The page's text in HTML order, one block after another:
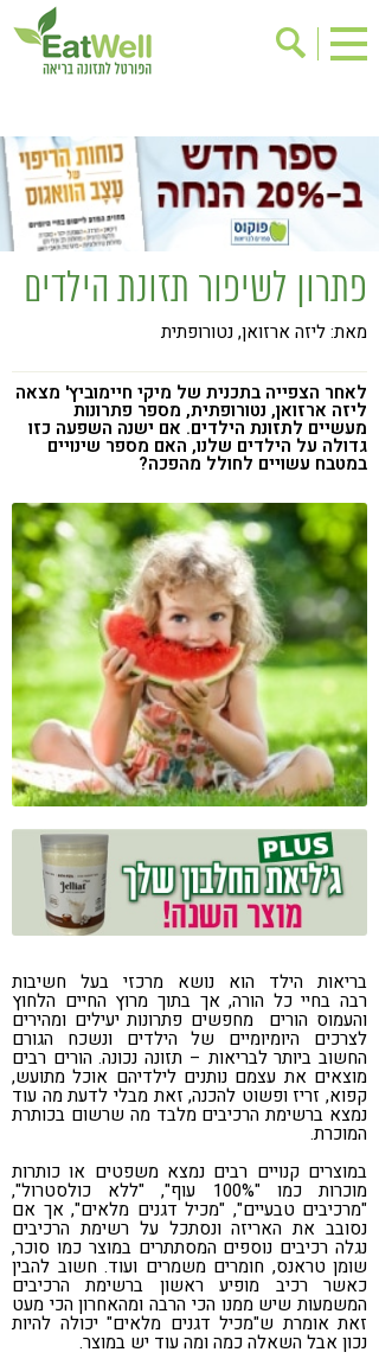
בישול בריא
אינדקס עסקים
ריפוי ומניעת מחלות
בריאות האישה
מתכוני בריאות
אירועים
שינוי תזונתי
גישות בתזונה
דיאטה
ניקוי רעלים
מזונות על
ילדים
תזונה וספורט
הפרעות קשב & ריכוז
אכילה רגשית
רגישות לגלוטן
טעים להכיר
קורונה
טבעונות
פתרון לשיפור תזונת הילדים
מאת: ליזה ארזואן, נטורופתית
לאחר הצפייה בתכנית של מיקי חיימוביץ' מצאה
ליזה ארזואן, נטורופתית, מספר פתרונות
מעשיים לתזונת הילדים. אם ישנה השפעה כזו
גדולה על הילדים שלנו, האם מספר שינויים
במטבח עשויים לחולל מהפכה?
בריאות הילד הוא נושא מרכזי בעל חשיבות
רבה בחיי כל הורה, אך בתוך מרוץ החיים הלחוץ
והעמוס הורים מחפשים פתרונות יעילים ומהירים
לצרכים היומיומיים של הילדים ונשכח הגורם
החשוב ביותר לבריאות – תזונה נכונה. הורים רבים
מוצאים את עצמם נותנים לילדיהם אוכל מתועש,
קפוא, זריז ופשוט להכנה, זאת מבלי לדעת מה עוד
נמצא ברשימת הרכיבים מלבד מה שרשום בכותרת
המוכרת.
במוצרים קנויים רבים נמצא משפטים או כותרות
מוכרות כמו "100% עוף", "ללא כולסטרול",
"מרכיבים טבעיים", "מכיל דגנים מלאים", אך אם
נסובב את האריזה ונסתכל על רשימת הרכיבים
נגלה רכיבים נוספים המסתתרים במוצר כמו סוכר,
שומן טראנס, חומרים משמרים ועוד. חשוב להבין
כאשר רכיב מופיע ראשון ברשימת הרכיבים
המשמעות שיש ממנו הכי הרבה ומהאחרון הכי מעט
זאת אומרת ש"מכיל דגנים מלאים" יכולה להיות
נכון אבל השאלה כמה ומה עוד יש במוצר.